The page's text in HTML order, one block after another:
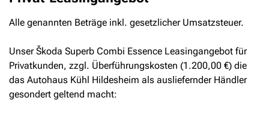
Alle genannten Beträge inkl. gesetzlicher Umsatzsteuer.
Unser Škoda Superb Combi Essence Leasingangebot für
Privatkunden, zzgl. Überführungskosten (1.200,00 €) die
das Autohaus Kühl Hildesheim als ausliefernder Händler
gesondert geltend macht: